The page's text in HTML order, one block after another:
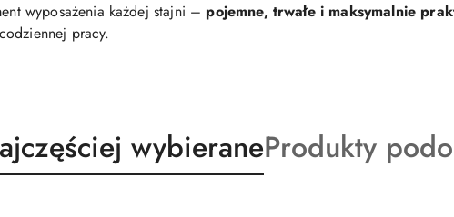
wyposażenia każdej stajni – pojemne, trwałe i maksymalnie
pracy.
wybieraneProdukty
o
Produkty